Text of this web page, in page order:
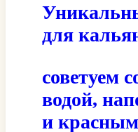
для
советуем
водой,
и